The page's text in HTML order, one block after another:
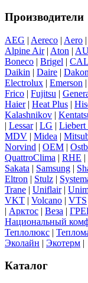
Производители
AEG | Aereco | Aero |
Alpine Air| Aton |
Boneco | Brigel |
Daikin | Daire | Dakon
Electrolux | Emerson |
Frico | Fujitsu |
Haier| Heat Plus |
Kalashnikov |
| Lessar| LG | Liebert
MDV | Midea |
Norvind | OEM |
QuattroСlima | RHE |
Sakata | Samsung |
Eltron | Stulz |
Trane | Uniflair|
VKT | Volcano | VTS
| Арктос | Веза |
Национальный
Теплолюкс |
Эколайн | Экотерм |
Каталог